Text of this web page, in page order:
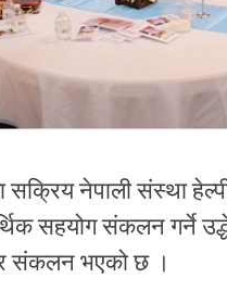
सक्रिय नेपाली संस्था
सहयोग संकलन गर्ने
संकलन भएको छ ।